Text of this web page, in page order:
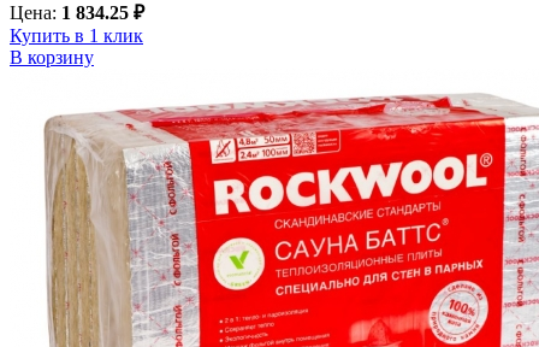
Цена: 1 834.25 ₽
Купить в 1 клик
В корзину